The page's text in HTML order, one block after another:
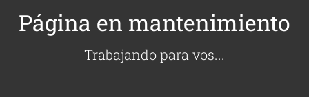
Página en mantenimiento
Trabajando para vos...